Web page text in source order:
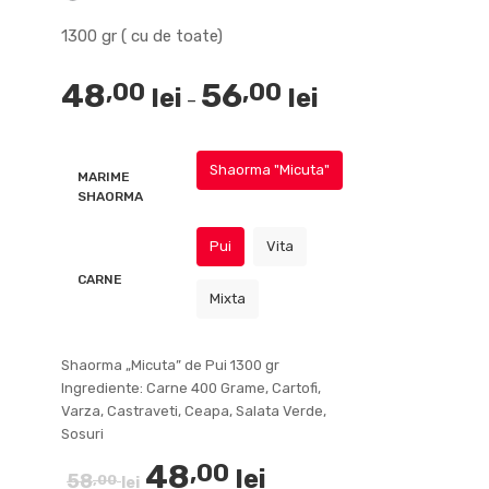
Snitel Lipie
Coaste porc
Burger pui + cartofi wedges
Penne/Spaghete quattro
Ceafa porc
+
1300 gr ( cu de toate)
48,00 lei – 56,00 lei
prețuri:
48,00 lei
MARIME
SHAORMA
Shaorma "Micuta"
CARNE
Pui Vita
Mixta
Shaorma „Micuta” de Pui 1300 gr
Ingrediente: Carne 400 Grame, Cartofi,
Varza, Castraveti, Ceapa, Salata Verde,
Sosuri
58,00 lei Prețul
48,00 lei